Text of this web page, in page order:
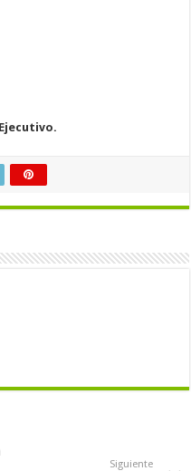
Siguiente